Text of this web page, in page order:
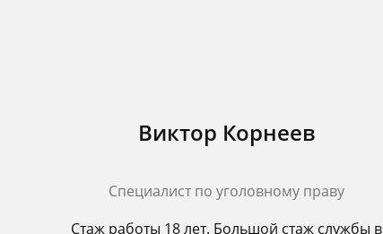
Виктор Корнеев
Cпециалист по уголовному праву
Стаж работы 18 лет. Большой стаж службы в